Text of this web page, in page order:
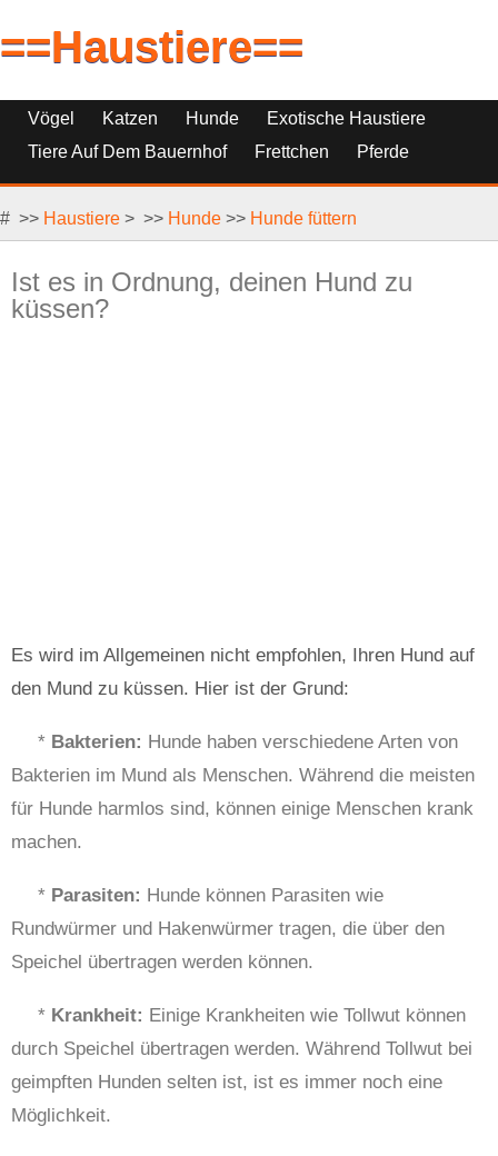
==Haustiere==
Vögel Katzen Hunde
Exotische Haustiere
Tiere Auf Dem Bauernhof
Frettchen
Pferde
Haustierfische
Haustierersatz
Reptilien, Nagetiere Und Kleintiere
# >> Haustiere > >> Hunde >> Hunde füttern
Ist es in Ordnung, deinen Hund zu
küssen?
Es wird im Allgemeinen nicht empfohlen, Ihren Hund auf
den Mund zu küssen. Hier ist der Grund:
* Bakterien: Hunde haben verschiedene Arten von
Bakterien im Mund als Menschen. Während die meisten
für Hunde harmlos sind, können einige Menschen krank
machen.
* Parasiten: Hunde können Parasiten wie
Rundwürmer und Hakenwürmer tragen, die über den
Speichel übertragen werden können.
* Krankheit: Einige Krankheiten wie Tollwut können
durch Speichel übertragen werden. Während Tollwut bei
geimpften Hunden selten ist, ist es immer noch eine
Möglichkeit.